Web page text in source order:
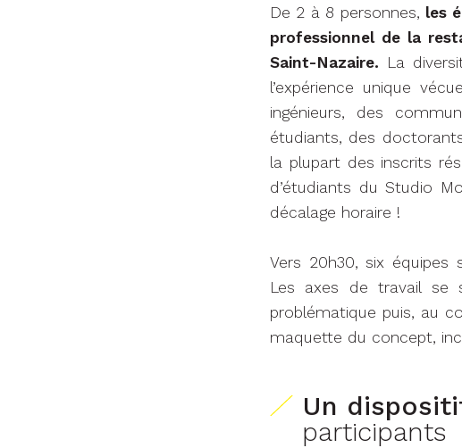
De 2 à 8 personnes, les
professionnel de la
Saint-Nazaire. La
l’expérience unique
ingénieurs, des
étudiants, des
la plupart des inscrits
d’étudiants du Studio
décalage horaire !
Vers 20h30, six équipes
Les axes de travail se
problématique puis, au
maquette du concept,
Un
participants